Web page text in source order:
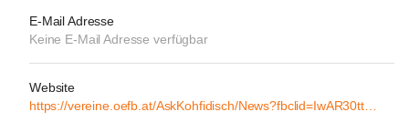
E-Mail Adresse
Keine E-Mail Adresse verfügbar
Website
https://vereine.oefb.at/AskKohfidisch/News?fbclid=IwAR30ttAOwKv0ViQKL2tfEuYfqunJt_XDrDYYTYsnfQeavJfQQgdIcLp1gxI